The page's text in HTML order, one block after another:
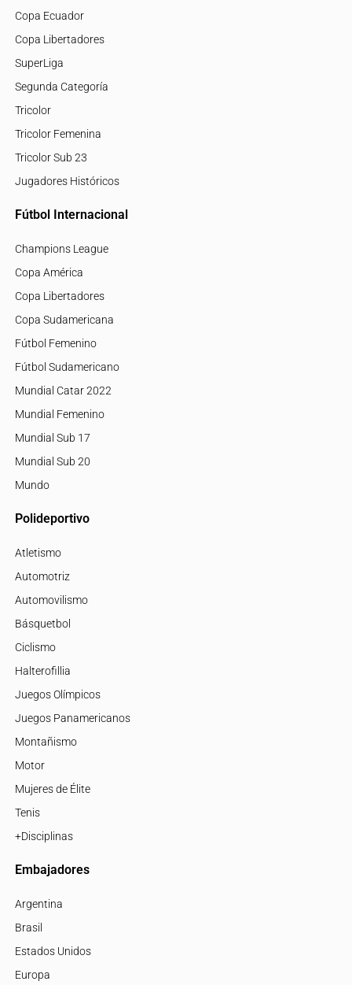
Copa Ecuador
Copa Libertadores
SuperLiga
Segunda Categoría
Tricolor
Tricolor Femenina
Tricolor Sub 23
Jugadores Históricos
Fútbol Internacional
Champions League
Copa América
Copa Libertadores
Copa Sudamericana
Fútbol Femenino
Fútbol Sudamericano
Mundial Catar 2022
Mundial Femenino
Mundial Sub 17
Mundial Sub 20
Mundo
Polideportivo
Atletismo
Automotriz
Automovilismo
Básquetbol
Ciclismo
Halterofillia
Juegos Olímpicos
Juegos Panamericanos
Montañismo
Motor
Mujeres de Élite
Tenis
+Disciplinas
Embajadores
Argentina
Brasil
Estados Unidos
Europa